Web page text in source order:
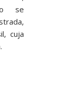
se
cuja